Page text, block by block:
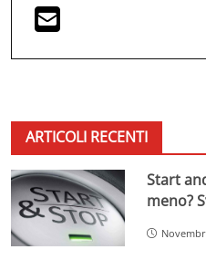
ARTICOLI RECENTI
Start
meno?